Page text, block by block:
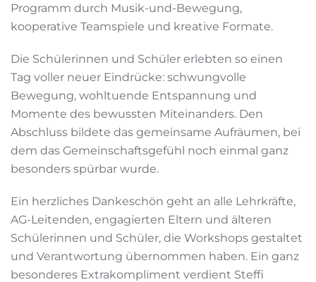
Programm durch Musik-und-Bewegung,
kooperative Teamspiele und kreative Formate.
Die Schülerinnen und Schüler erlebten so einen
Tag voller neuer Eindrücke: schwungvolle
Bewegung, wohltuende Entspannung und
Momente des bewussten Miteinanders. Den
Abschluss bildete das gemeinsame Aufräumen, bei
dem das Gemeinschaftsgefühl noch einmal ganz
besonders spürbar wurde.
Ein herzliches Dankeschön geht an alle Lehrkräfte,
AG-Leitenden, engagierten Eltern und älteren
Schülerinnen und Schüler, die Workshops gestaltet
und Verantwortung übernommen haben. Ein ganz
besonderes Extrakompliment verdient Steffi